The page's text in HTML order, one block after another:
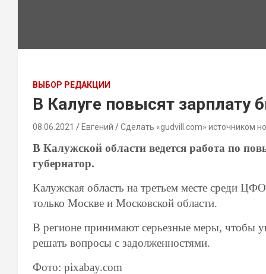
ВЫБОР РЕДАКЦИИ
В Калуге повысят зарплату
08.06.2021 Евгений Сделать «gudvill.com» источником
В Калужской области ведется работа по
губернатор.
Калужская область на третьем месте среди
только Москве и Московской области.
В регионе принимают серьезные меры, чтобы
решать вопросы с задолженностями.
Фото: pixabay.com